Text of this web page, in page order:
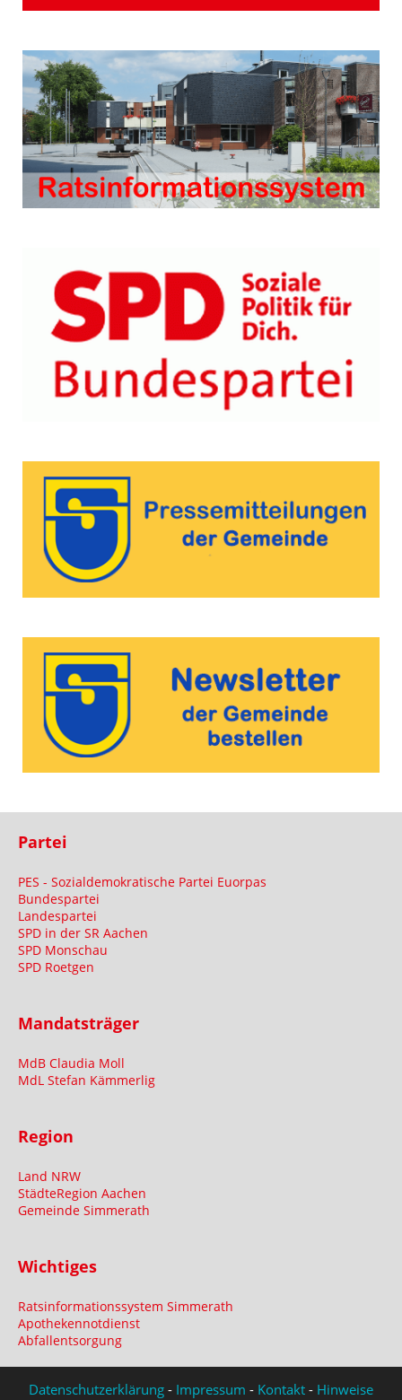
Partei
PES - Sozialdemokratische Partei Euorpas
Bundespartei
Landespartei
SPD in der SR Aachen
SPD Monschau
SPD Roetgen
Mandatsträger
MdB Claudia Moll
MdL Stefan Kämmerlig
Region
Land NRW
StädteRegion Aachen
Gemeinde Simmerath
Wichtiges
Ratsinformationssystem Simmerath
Apothekennotdienst
Abfallentsorgung
Datenschutzerklärung - Impressum - Kontakt - Hinweise